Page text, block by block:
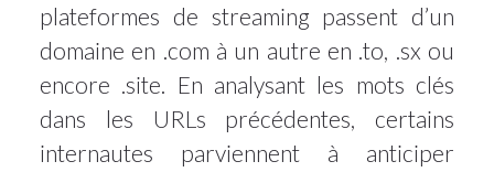
plateformes de streaming passent d’un
domaine en .com à un autre en .to, .sx ou
encore .site. En analysant les mots clés
dans les URLs précédentes, certains
internautes parviennent à anticiper